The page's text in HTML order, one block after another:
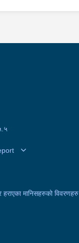
मानिसहरुको विवरणहरु